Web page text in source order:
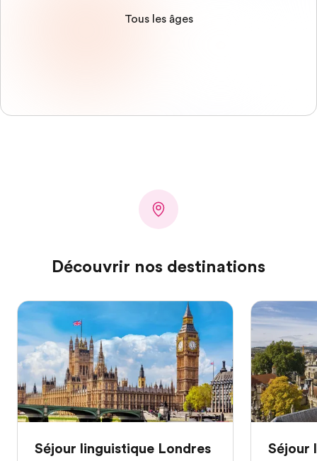
Tous les âges
Découvrir nos destinations
Séjour linguistique Londres Séjour